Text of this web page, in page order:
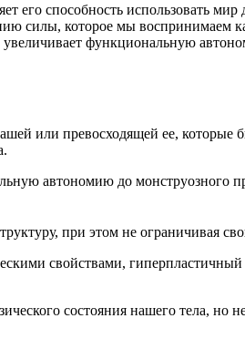
его спо­соб­ность исполь­зо­вать
силы, кото­рое мы вос­при­ни­ма­ем
функ­ци­о­наль­ную
или пре­вос­хо­дя­щей ее, кото­рые
авто­но­мию до мон­стру­оз­но­го
при этом не огра­ни­чи­вая
свой­ства­ми,
состо­я­ния наше­го тела, но